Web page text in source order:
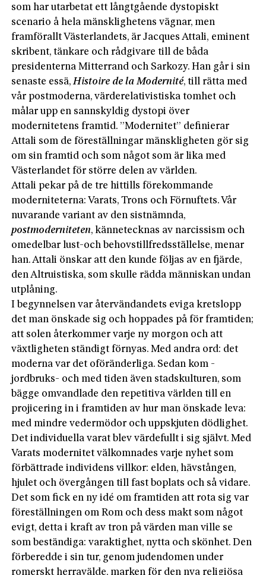
som har utarbetat ett långtgående ­dystopiskt
scenario å hela mänsklighetens vägnar, men
framförallt Västerlandets, är Jacques Attali, eminent
skribent, tänkare och rådgivare till de båda
presidenterna Mitterrand och Sarkozy. Han går i sin
senaste essä,Histoire de laModernité, till rätta med
vår postmoderna, värderelativistiska tomhet och
målar upp en sannskyldig dystopi över
modernitetens framtid. ”Modernitet” definierar
Attali som de föreställningar mänskligheten gör sig
om sin framtid och som något som är lika med
Västerlandet för större delen av världen.
Attali pekar på de tre hittills förekommande
moderniteterna: Varats, Trons och Förnuftets. Vår
nuvarande variant av den sistnämnda,
postmoderniteten, kännetecknas av narcissism och
omedelbar lust-och behovstillfredsställelse, menar
han. Attali önskar att den kunde följas av en fjärde,
den Altruistiska, som skulle rädda människan undan
utplåning.
I begynnelsen var återvändandets eviga kretslopp
det man önskade sig och hoppades på för framtiden;
att solen återkommer varje ny morgon och att
växtligheten ständigt förnyas. Med andra ord: det
moderna var det oföränderliga. Sedan kom ­
jordbruks- och med tiden även stadskulturen, som
bägge omvandlade den repetitiva världen till en
projicering in i framtiden av hur man önskade leva:
med mindre vedermödor och uppskjuten dödlighet.
Det individuella varat blev värdefullt i sig självt. Med
Varats modernitet välkomnades varje nyhet som
förbättrade individens villkor: elden, hävstången,
hjulet och övergången till fast boplats och så vidare.
Det som fick en ny idé om framtiden att rota sig var
föreställningen om Rom och dess makt som något
evigt, detta i kraft av tron på värden man ville se
som beständiga: varaktighet, nytta och skönhet. Den
förberedde i sin tur, genom judendomen under
romerskt herravälde, marken för den nya religiösa